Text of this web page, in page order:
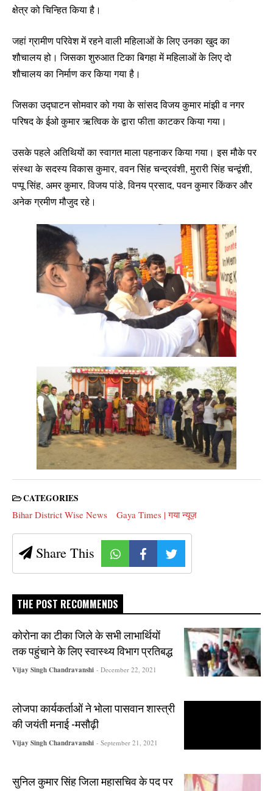
क्षेत्र को चिन्हित किया है।
जहां ग्रामीण परिवेश में रहने वाली महिलाओं के लिए उनका खुद का
शौचालय हो। जिसका शुरुआत टिका बिगहा में महिलाओं के लिए दो
शौचालय का निर्माण कर किया गया है।
जिसका उद्घाटन सोमवार को गया के सांसद विजय कुमार मांझी व नगर
परिषद के ईओ कुमार ऋत्विक के द्वारा फीता काटकर किया गया।
उसके पहले अतिथियों का स्वागत माला पहनाकर किया गया। इस मौके पर
संस्था के सदस्य विकास कुमार, ववन सिंह चन्द्रवंशी, मुरारी सिंह चन्द्वंशी,
पप्पू सिंह, अमर कुमार, विजय पांडे, विनय प्रसाद, पवन कुमार किंकर और
अनेक ग्रमीण मौजुद रहे।
CATEGORIES
Bihar District Wise News
Gaya Times | गया न्यूज़
Share This
THE POST RECOMMENDS
कोरोना का टीका जिले के सभी लाभार्थियों
तक पहुंचाने के लिए स्वास्थ्य विभाग प्रतिबद्ध
Vijay Singh Chandravanshi - December 22, 2021
लोजपा कार्यकर्ताओं ने भोला पासवान शास्त्री
की जयंती मनाई -मसौढ़ी
Vijay Singh Chandravanshi - September 21, 2021
सुनिल कुमार सिंह जिला महासचिव के पद पर